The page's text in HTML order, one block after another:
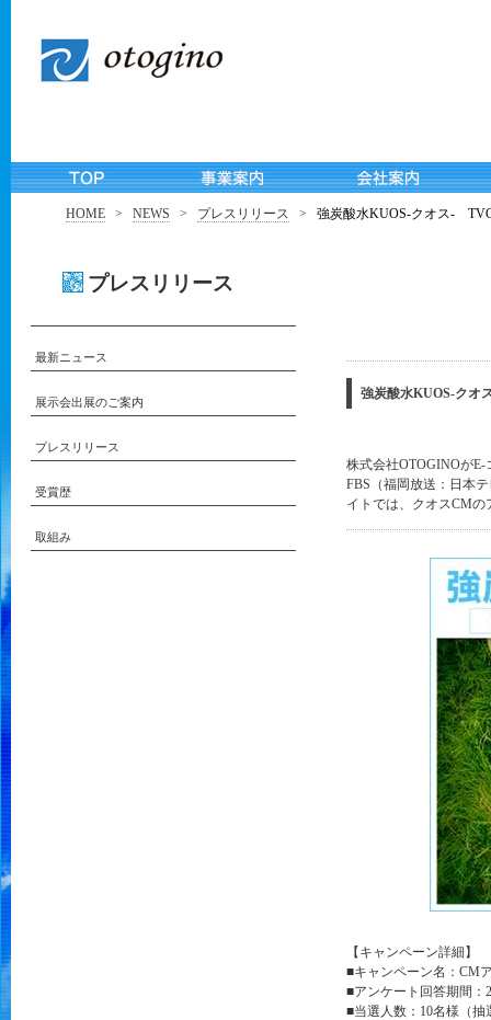
HOME > NEWS > プレスリリース > 強炭酸水KUOS-クオス-
プレスリリース
強炭酸水KUOS-クオ
株式会社OTOGINOが
FBS（福岡放送：日本
イトでは、クオスCM
【キャンペーン詳細】
■キャンペーン名：CM
■アンケート回答期間：
■当選人数：10名様（抽
最新ニュース
展示会出展のご案内
プレスリリース
受賞歴
取組み